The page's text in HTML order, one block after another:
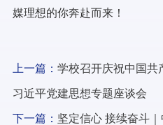
媒理想的你奔赴而来！
上一篇： 学校召开庆祝中国共
习近平党建思想专题座谈会
下一篇： 坚定信心 接续奋斗